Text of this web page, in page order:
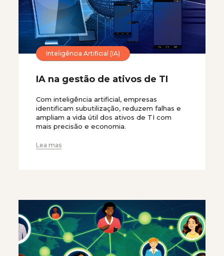
Inteligência Artificial (IA)
IA na gestão de ativos de TI
Com inteligência artificial, empresas
identificam subutilização, reduzem falhas e
ampliam a vida útil dos ativos de TI com
mais precisão e economia.
Lea mas